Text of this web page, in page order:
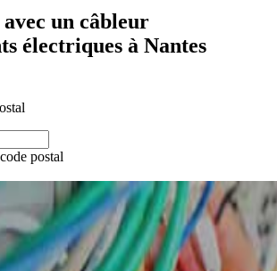
un câbleur
électriques à Nantes
postal